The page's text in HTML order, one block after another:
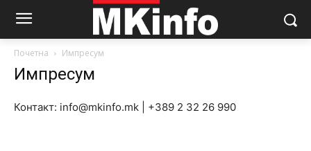
Почетна Импресум
Импресум
Контакт: info@mkinfo.mk | +389 2 32 26 990